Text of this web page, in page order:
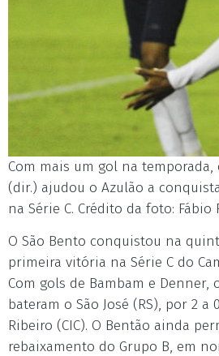
Com mais um gol na
(dir.) ajudou o Azulão a
na Série C. Crédito da foto: Fábio
O São Bento conquistou na
primeira vitória na Série C do
Com gols de Bambam e Denner,
bateram o São José (RS), por 2 a
Ribeiro (CIC). O Bentão ainda
rebaixamento do Grupo B, em